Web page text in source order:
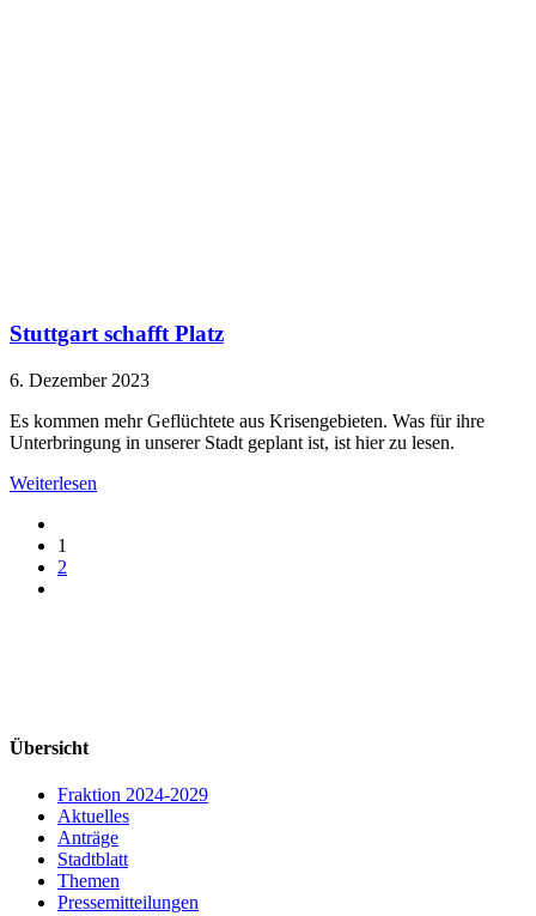
Stuttgart schafft Platz
6. Dezember 2023
Es kommen mehr Geflüchtete aus Krisengebieten. Was für ihre
Unterbringung in unserer Stadt geplant ist, ist hier zu lesen.
Weiterlesen
1
2
Übersicht
Fraktion 2024-2029
Aktuelles
Anträge
Stadtblatt
Themen
Pressemitteilungen